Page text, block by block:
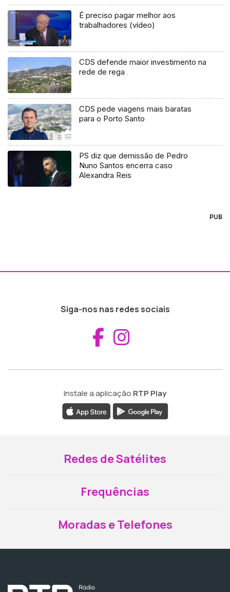
É preciso pagar melhor aos
trabalhadores (vídeo)
CDS defende maior investimento na
rede de rega
CDS pede viagens mais baratas
para o Porto Santo
PS diz que demissão de Pedro
Nuno Santos encerra caso
Alexandra Reis
PUB
Siga-nos nas redes sociais
Aceder ao
Instale a aplicação RTP Play
Redes de Satélites
Frequências
Moradas e Telefones